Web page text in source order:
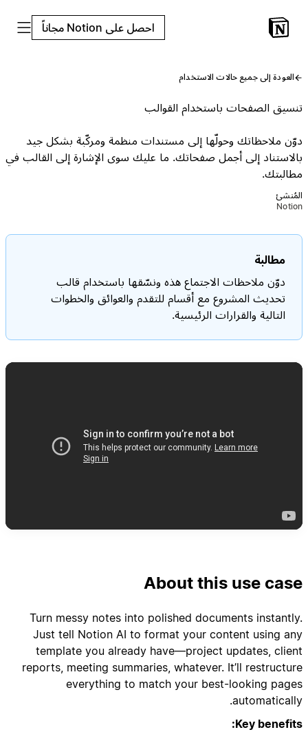
احصل على Notion مجاناً
العودة إلى جميع حالات الاستخدام
تنسيق الصفحات باستخدام القوالب
دوّن ملاحظاتك وحولّها إلى مستندات منظمة ومركّبة بشكل جيد
بالاستناد إلى أجمل صفحاتك. ما عليك سوى الإشارة إلى القالب في
مطالبتك.
المُنشئ
Notion
مطالبة
دوّن ملاحظات الاجتماع هذه ونسّقها باستخدام قالب
تحديث المشروع مع أقسام للتقدم والعوائق والخطوات
التالية والقرارات الرئيسية.
About this use case
Turn messy notes into polished documents instantly.
Just tell Notion AI to format your content using any
template you already have—project updates, client
reports, meeting summaries, whatever. It’ll restructure
everything to match your best-looking pages
automatically.
Key benefits: